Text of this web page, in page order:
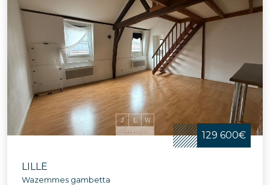
129 600€
LILLE
Wazemmes gambetta